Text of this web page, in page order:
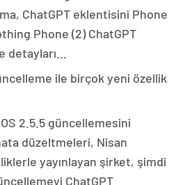
ChatGPT eklentisini Phone
Phone (2) ChatGPT
detayları…
ile birçok yeni özellik
2.5.5 güncellemesini
düzeltmeleri, Nisan
yayınlayan şirket, şimdi
ChatGPT